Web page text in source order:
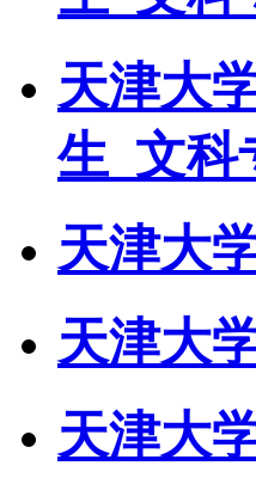
天津大
生_文科
天津大
天津大
天津大